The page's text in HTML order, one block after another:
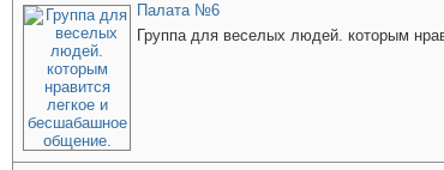
Палата №6
Группа для веселых людей. которым